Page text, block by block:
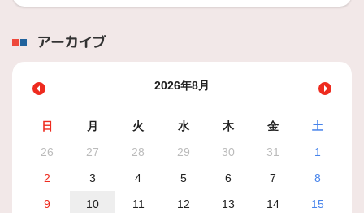
アーカイブ
2026年8月
日 月 火 水 木 金
土
26
27 28 29 30 31
1
2
3 4 5 6 7
8
9
10 11 12 13 14
15